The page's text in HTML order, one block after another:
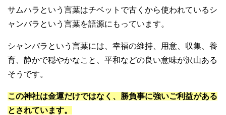
サムハラという言葉はチベットで古くから使われているシ
ャンバラという言葉を語源にもっています。
シャンバラという言葉には、幸福の維持、用意、収集、養
育、静かで穏やかなこと、平和などの良い意味が沢山ある
そうです。
この神社は金運だけではなく、勝負事に強いご利益がある
とされています。